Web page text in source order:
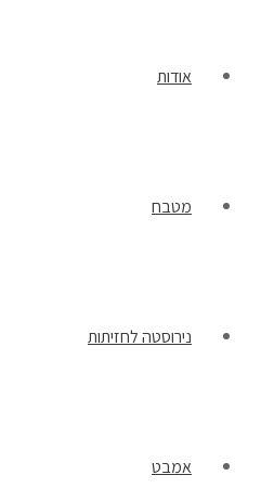
אודות
מטבח
נירוסטה לחזיתות
אמבט